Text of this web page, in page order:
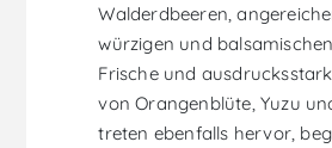
Walderdbeeren,
würzigen und
Frische und
von Orangenblüte, Yuzu
treten ebenfalls hervor,